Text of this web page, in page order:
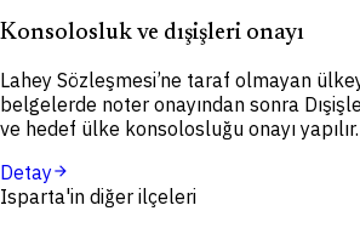
Konsolosluk ve dışişleri onayı
Lahey Sözleşmesi’ne taraf olmayan
belgelerde noter onayından sonra
ve hedef ülke konsolosluğu onayı yapılır.
Detayarrow_forward
Isparta'in diğer ilçeleri